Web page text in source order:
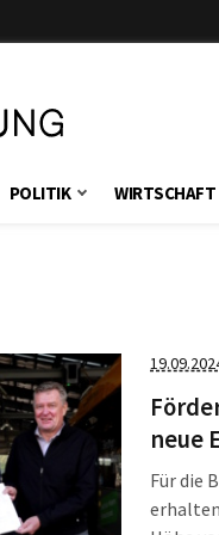
POLITIK WIRTSCHAFT
neue
Für die